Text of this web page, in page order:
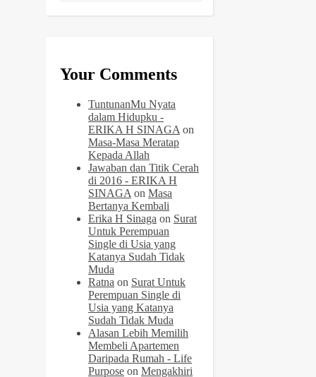
Your Comments
TuntunanMu Nyata
dalam Hidupku -
ERIKA H SINAGA on
Masa-Masa Meratap
Kepada Allah
Jawaban dan Titik Cerah
di 2016 - ERIKA H
SINAGA on Masa
Bertanya Kembali
Erika H Sinaga on Surat
Untuk Perempuan
Single di Usia yang
Katanya Sudah Tidak
Muda
Ratna on Surat Untuk
Perempuan Single di
Usia yang Katanya
Sudah Tidak Muda
Alasan Lebih Memilih
Membeli Apartemen
Daripada Rumah - Life
Purpose on Mengakhiri